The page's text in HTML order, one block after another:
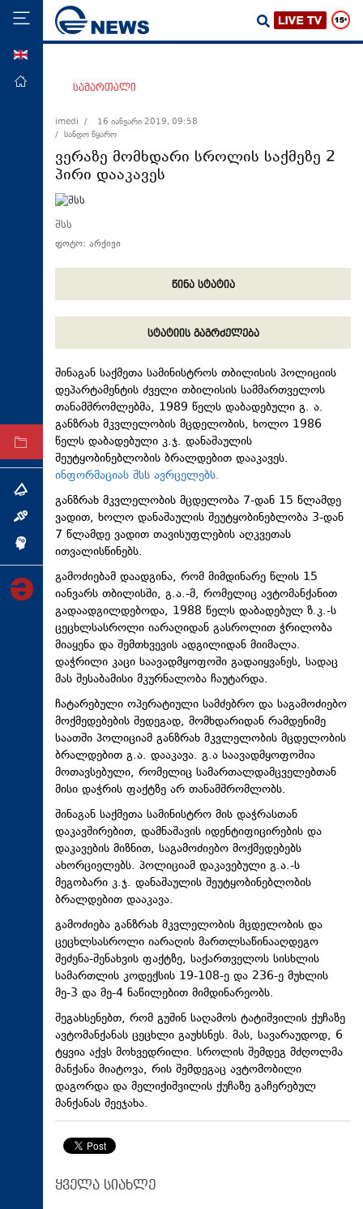
მთავარი
ეკონომიკა
მსოფლიო
სამართალი
თავდაცვა
სპორტი
ტექნოლოგიები
ტაბლოიდი
არქივი
ინტერვიუ
სამართალი
imedi /
16 იანვარი 2019, 09:58
/ სანდო წყარო
ვერაზე მომხდარი სროლის საქმეზე 2
პირი დააკავეს
შსს
ფოტო: არქივი
წინა სტატია
სტატიის გაგრძელება
შინაგან საქმეთა სამინისტროს თბილისის პოლიციის
დეპარტამენტის ძველი თბილისის სამმართველოს
თანამშრომლებმა, 1989 წელს დაბადებული გ. ა.
განზრახ მკვლელობის მცდელობის, ხოლო 1986
წელს დაბადებული კ.ჯ. დანაშაულის
შეუტყობინებლობის ბრალდებით დააკავეს.
ინფორმაციას შსს ავრცელებს.
განზრახ მკვლელობის მცდელობა 7-დან 15 წლამდე
ვადით, ხოლო დანაშაულის შეუტყობინებლობა 3-დან
7 წლამდე ვადით თავისუფლების აღკვეთას
ითვალისწინებს.
გამოძიებამ დაადგინა, რომ მიმდინარე წლის 15
იანვარს თბილისში, გ.ა.-მ, რომელიც ავტომანქანით
გადაადგილდებოდა, 1988 წელს დაბადებულ ზ.კ.-ს
ცეცხლსასროლი იარაღიდან გასროლით ჭრილობა
მიაყენა და შემთხვევის ადგილიდან მიიმალა.
დაჭრილი კაცი საავადმყოფოში გადაიყვანეს, სადაც
მას შესაბამისი მკურნალობა ჩაუტარდა.
ჩატარებული ოპერატიული სამძებრო და საგამოძიებო
მოქმედებების შედეგად, მომხდარიდან რამდენიმე
საათში პოლიციამ განზრახ მკვლელობის მცდელობის
ბრალდებით გ.ა. დააკავა. გ.ა საავადმყოფოშია
მოთავსებული, რომელიც სამართალდამცველებთან
მისი დაჭრის ფაქტზე არ თანამშრომლობს.
შინაგან საქმეთა სამინისტრო მის დაჭრასთან
დაკავშირებით, დამნაშავის იდენტიფიცირების და
დაკავების მიზნით, საგამოძიებო მოქმედებებს
ახორციელებს. პოლიციამ დაკავებული გ.ა.-ს
მეგობარი კ.ჯ. დანაშაულის შეუტყობინებლობის
ბრალდებით დააკავა.
გამოძიება განზრახ მკვლელობის მცდელობის და
ცეცხლსასროლი იარაღის მართლსაწინააღდეგო
შეძენა-შენახვის ფაქტზე, საქართველოს სისხლის
სამართლის კოდექსის 19-108-ე და 236-ე მუხლის
მე-3 და მე-4 ნაწილებით მიმდინარეობს.
შეგახსენებთ, რომ გუშინ საღამოს ტატიშვილის ქუჩაზე
ავტომანქანას ცეცხლი გაუხსნეს. მას, სავარაუდოდ, 6
ტყვია აქვს მოხვედრილი. სროლის შემდეგ მძღოლმა
მანქანა მიატოვა, რის შემდეგაც ავტომობილი
დაგორდა და მელიქიშვილის ქუჩაზე გაჩერებულ
მანქანას შეეჯახა.
ყველა სიახლე